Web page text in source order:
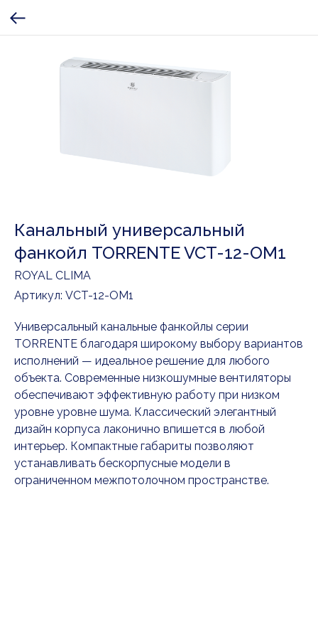
Канальный универсальный
фанкойл TORRENTE VCT-12-OM1
ROYAL CLIMA
Артикул: VCT-12-OM1
Универсальный канальные фанкойлы серии
TORRENTE благодаря широкому выбору вариантов
исполнений — идеальное решение для любого
объекта. Современные низкошумные вентиляторы
обеспечивают эффективную работу при низком
уровне уровне шума. Классический элегантный
дизайн корпуса лаконично впишется в любой
интерьер. Компактные габариты позволяют
устанавливать бескорпусные модели в
ограниченном межпотолочном пространстве.